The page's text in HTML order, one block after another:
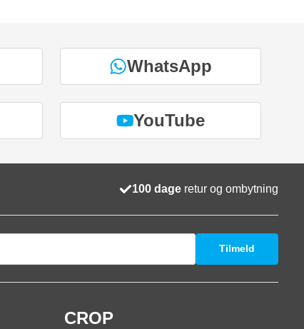
WhatsApp
YouTube
100 dage retur og ombytning
Tilmeld
CROP